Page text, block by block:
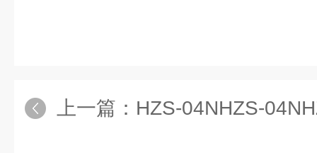
上一篇： HZS-04NHZS-